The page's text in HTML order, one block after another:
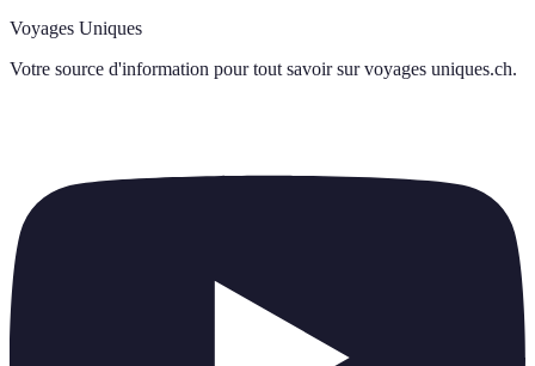
Voyages Uniques
Votre source d'information pour tout savoir sur voyages uniques.ch.